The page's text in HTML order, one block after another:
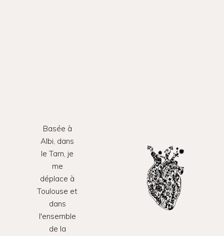
Basée à
Albi, dans
le Tarn, je
me
déplace à
Toulouse et
dans
l'ensemble
de la